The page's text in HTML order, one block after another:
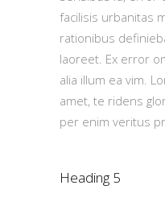
facilisis urbanitas
rationibus
laoreet. Ex error
alia illum ea vim.
amet, te ridens
per enim veritus
Heading 5